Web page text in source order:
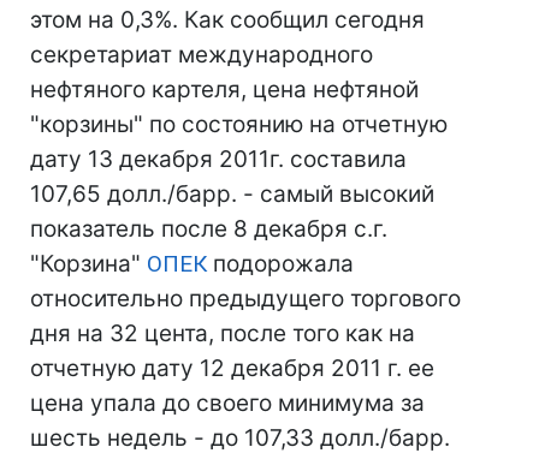
этом на 0,3%. Как сообщил сегодня
секретариат международного
нефтяного картеля, цена нефтяной
"корзины" по состоянию на отчетную
дату 13 декабря 2011г. составила
107,65 долл./барр. - самый высокий
показатель после 8 декабря с.г.
"Корзина" ОПЕКподорожала
относительно предыдущего торгового
дня на 32 цента, после того как на
отчетную дату 12 декабря 2011 г. ее
цена упала до своего минимума за
шесть недель - до 107,33 долл./барр.